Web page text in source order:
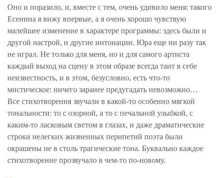
Оно и поразило, и, вместе с тем, очень удивило меня: такого
Есенина я вижу впервые, а я очень хорошо чувствую
малейшее изменение в характере программы: здесь были и
другой настрой, и другие интонации. Юра еще ни разу так
не играл. Не только для меня, но и для самого артиста
каждый выход на сцену в этом образе всегда таит в себе
неизвестность, и в этом, безусловно, есть что-то
мистическое: ничего заранее предугадать невозможно…
Все стихотворения звучали в какой-то особенно мягкой
тональности: то с озорной, а то с печальной улыбкой, с
каким-то ласковым светом в глазах, и даже драматические
строки нелегких жизненных перипетий поэта были
окрашены не в столь трагические тона. Буквально каждое
стихотворение прозвучало в чем-то по-новому.